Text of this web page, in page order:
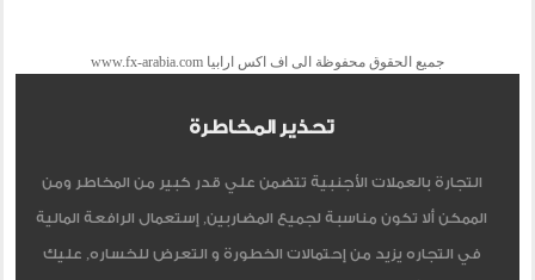
جميع الحقوق محفوظة الى اف اكس ارابيا www.fx-arabia.com
تحذير المخاطرة
التجارة بالعملات الأجنبية تتضمن علي قدر كبير من المخاطر ومن
الممكن ألا تكون مناسبة لجميع المضاربين, إستعمال الرافعة المالية
في التجاره يزيد من إحتمالات الخطورة و التعرض للخساره, عليك